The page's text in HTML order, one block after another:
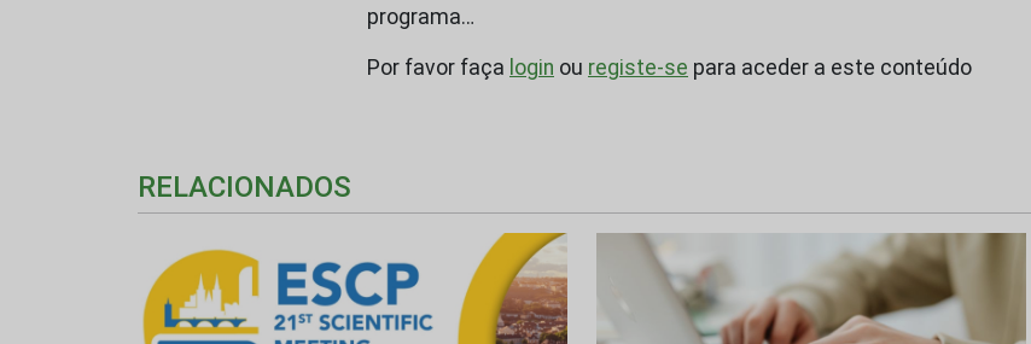
programa…
Por favor faça login ou registe-se para aceder a este conteúdo
RELACIONADOS